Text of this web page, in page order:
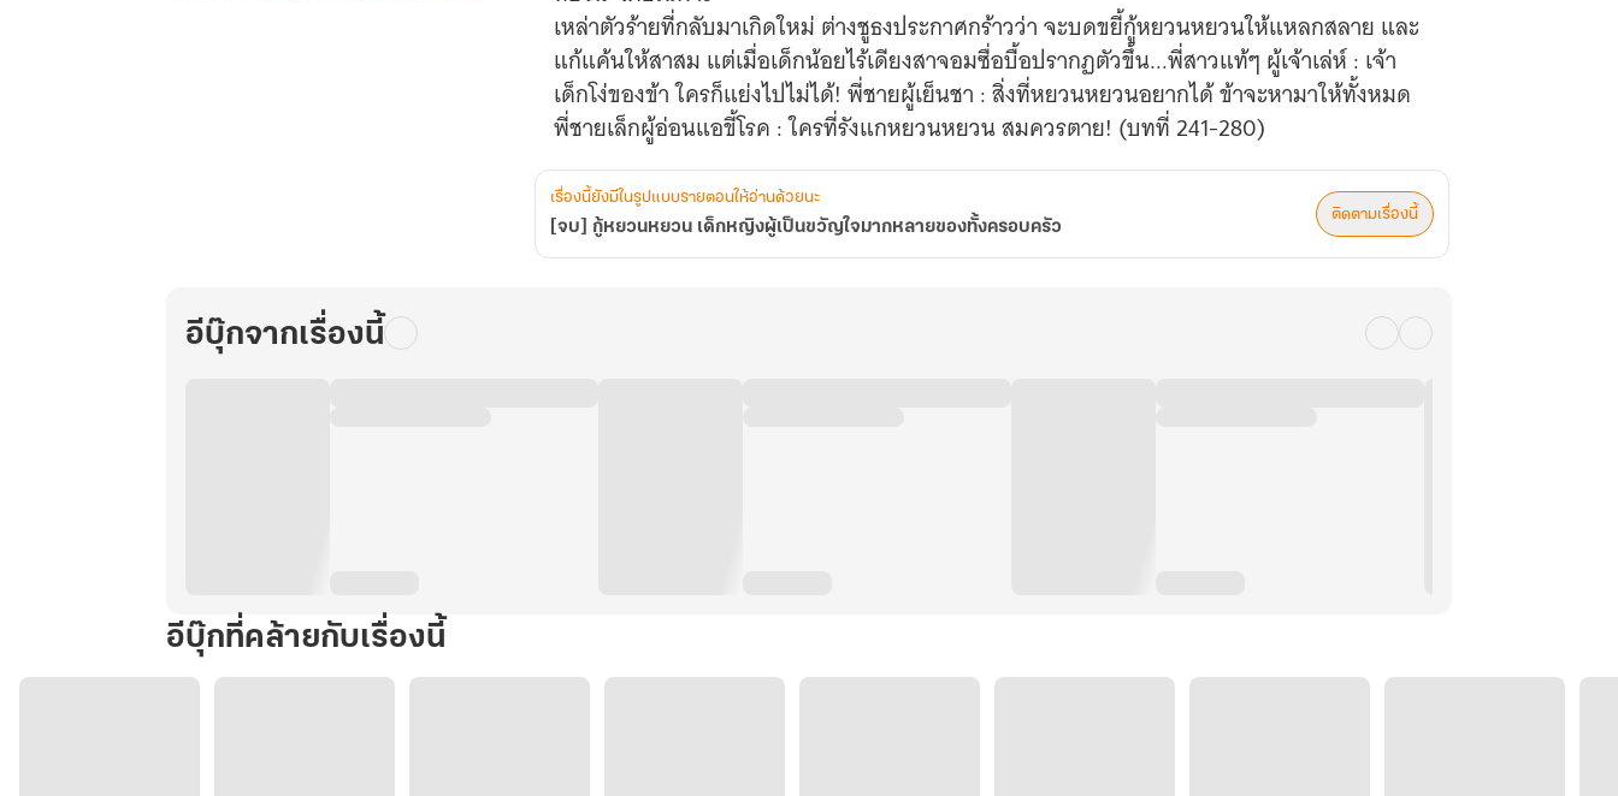
ทั้ง
ครอบครัว
เหล่าตัวร้ายที่กลับมาเกิดใหม่ ต่างชูธงประกาศกร้าวว่า จะบดขยี้กู้หยวนหยวนให้แหลกสลาย และ
แก้แค้นให้สาสม แต่เมื่อเด็กน้อยไร้เดียงสาจอมซื่อบื้อปรากฏตัวขึ้น...พี่สาวแท้ๆ ผู้เจ้าเล่ห์ : เจ้า
เด็กโง่ของข้า ใครก็แย่งไปไม่ได้! พี่ชายผู้เย็นชา : สิ่งที่หยวนหยวนอยากได้ ข้าจะหามาให้ทั้งหมด
พี่ชายเล็กผู้อ่อนแอขี้โรค : ใครที่รังแกหยวนหยวน สมควรตาย! (บทที่ 241-280)
เรื่องนี้ยังมีในรูปแบบรายตอนให้อ่านด้วยนะ
[จบ] กู้หยวนหยวน เด็กหญิงผู้เป็นขวัญใจมากหลายของทั้งครอบครัว
ติดตามเรื่องนี้
อีบุ๊กจากเรื่องนี้
อีบุ๊กที่คล้ายกับเรื่องนี้